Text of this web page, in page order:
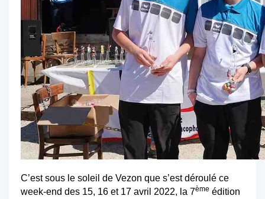
C’est sous le soleil de Vezon que s’est déroulé ce
week-end des 15, 16 et 17 avril 2022, la 7ème édition